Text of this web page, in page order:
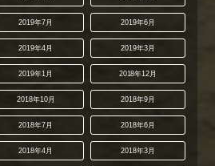
2019年7月 2019年6月
2019年4月 2019年3月
2019年1月 2018年12月
2018年10月 2018年9月
2018年7月 2018年6月
2018年4月 2018年3月